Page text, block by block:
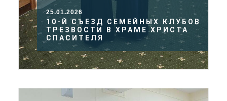
25.01.2026
10-Й СЪЕЗД СЕМЕЙНЫХ КЛУБОВ
ТРЕЗВОСТИ В ХРАМЕ ХРИСТА
СПАСИТЕЛЯ